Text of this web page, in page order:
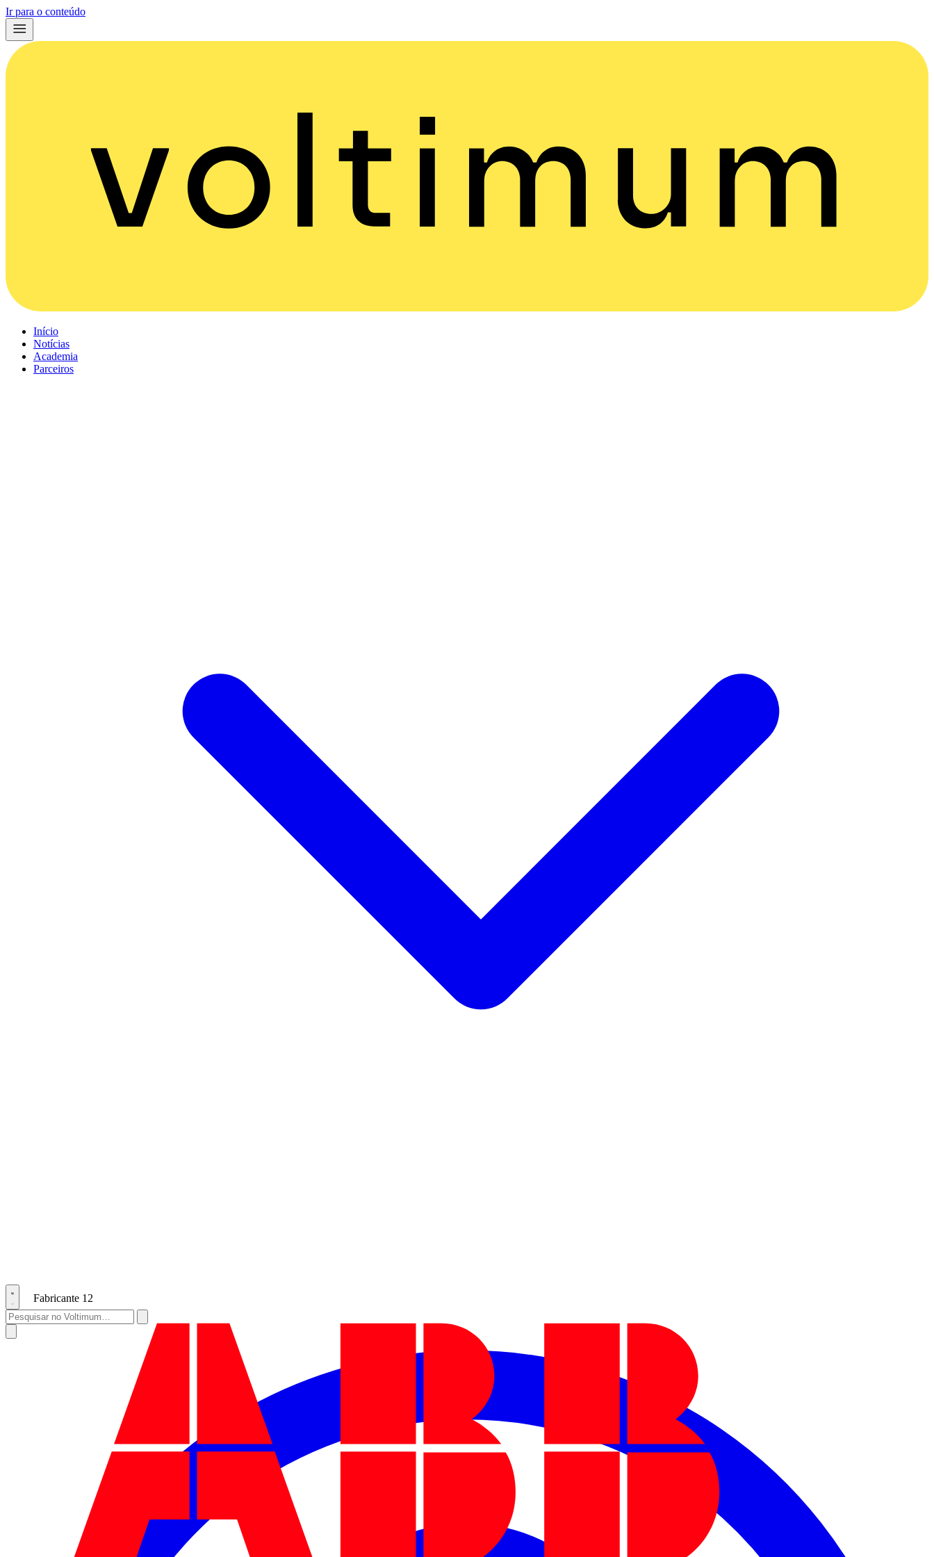
Ir para o conteúdo
Início
Notícias
Academia
Parceiros
Fabricante 12